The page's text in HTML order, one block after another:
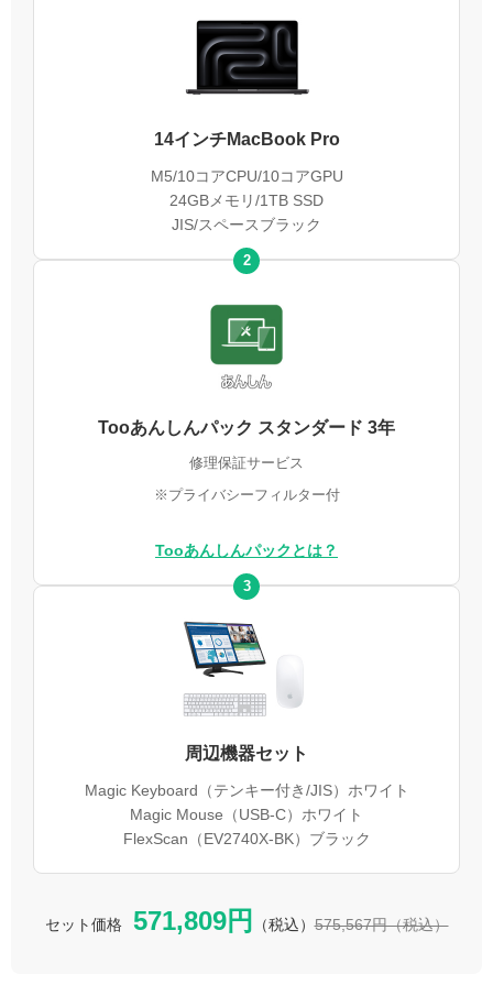
14インチMacBook Pro
M5/10コアCPU/10コアGPU
24GBメモリ/1TB SSD
JIS/スペースブラック
2
Tooあんしんパック スタンダード 3年
修理保証サービス
※プライバシーフィルター付
Tooあんしんパックとは？
3
周辺機器セット
Magic Keyboard（テンキー付き/JIS）ホワイト
Magic Mouse（USB-C）ホワイト
FlexScan（EV2740X-BK）ブラック
セット価格 571,809円 （税込）575,567円（税込）